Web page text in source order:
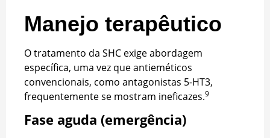
Manejo terapêutico
O tratamento da SHC exige abordagem
específica, uma vez que antieméticos
convencionais, como antagonistas 5-HT3,
frequentemente se mostram ineficazes.9
Fase aguda (emergência)